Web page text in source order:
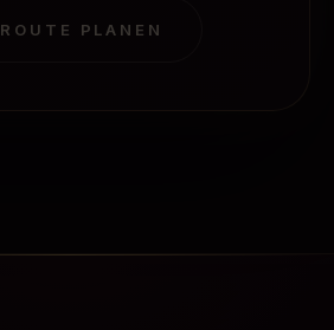
ROUTE PLANEN